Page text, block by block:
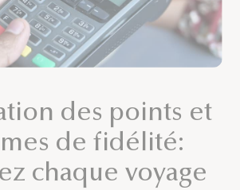
des points et
de fidélité:
chaque voyage